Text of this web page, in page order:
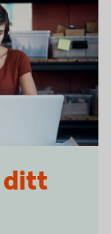
ditt